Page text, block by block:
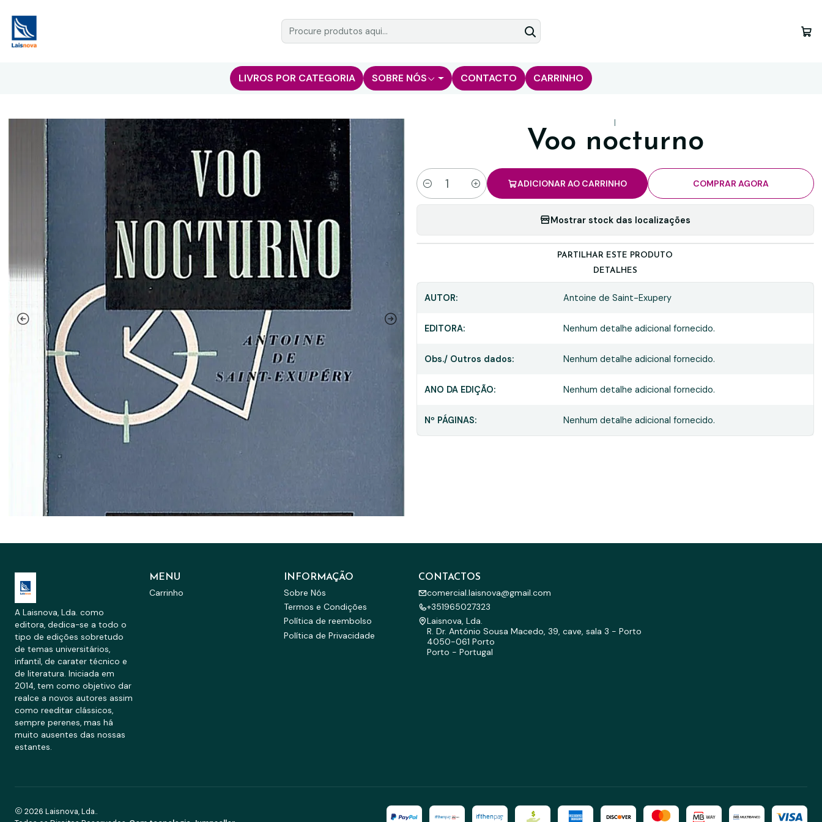
LIVROS POR CATEGORIA SOBRE NÓS CONTACTO CARRINHO
|
Voo nocturno
Quantidade
ADICIONAR AO CARRINHO COMPRAR AGORA
Mostrar stock das localizações
PARTILHAR ESTE PRODUTO
DETALHES
AUTOR: Antoine de Saint-Exupery
EDITORA: Nenhum detalhe adicional fornecido.
Obs./ Outros dados: Nenhum detalhe adicional fornecido.
ANO DA EDIÇÃO: Nenhum detalhe adicional fornecido.
Nº PÁGINAS: Nenhum detalhe adicional fornecido.
A Laisnova, Lda. como
editora, dedica-se a todo o
tipo de edições sobretudo
de temas universitários,
infantil, de carater técnico e
de literatura. Iniciada em
2014, tem como objetivo dar
realce a novos autores assim
como reeditar clássicos,
sempre perenes, mas há
muito ausentes das nossas
estantes.
MENU
Carrinho
INFORMAÇÃO
Sobre Nós
Termos e Condições
Política de reembolso
Política de Privacidade
CONTACTOS
comercial.laisnova@gmail.com
+351965027323
Laisnova, Lda.
R. Dr. António Sousa Macedo, 39, cave, sala 3 - Porto
4050-061 Porto
Porto - Portugal
2026 Laisnova, Lda..